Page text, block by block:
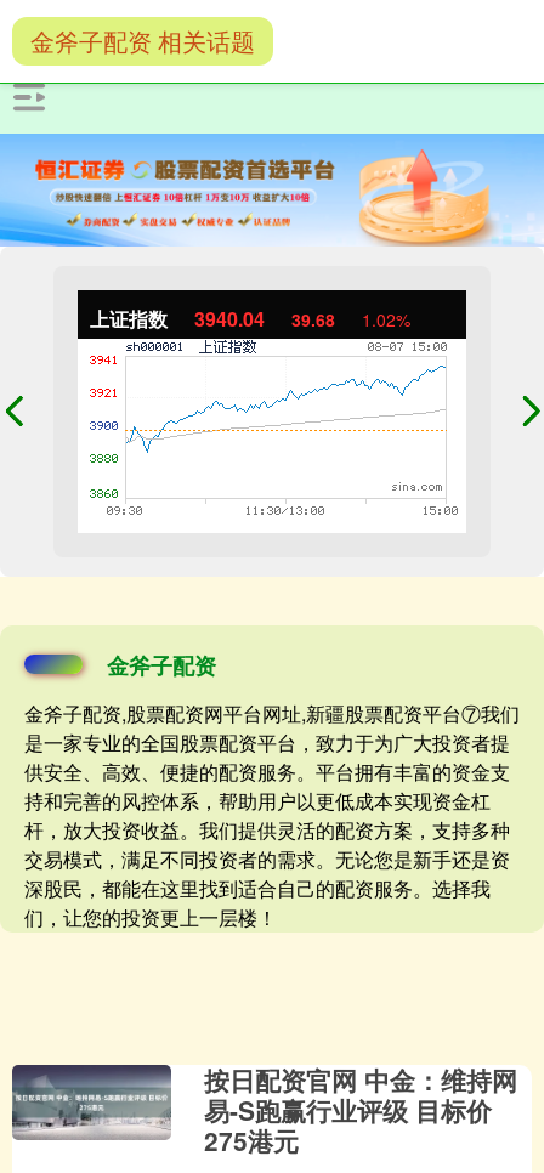
上证指数 3940.04 39.68 1.02%
金斧子配资
金斧子配资,股票配资网平台网址,新疆股票配资平台⑦我们
是一家专业的全国股票配资平台，致力于为广大投资者提
供安全、高效、便捷的配资服务。平台拥有丰富的资金支
持和完善的风控体系，帮助用户以更低成本实现资金杠
杆，放大投资收益。我们提供灵活的配资方案，支持多种
交易模式，满足不同投资者的需求。无论您是新手还是资
深股民，都能在这里找到适合自己的配资服务。选择我
们，让您的投资更上一层楼！
金斧子配资 相关话题
按日配资官网 中金：维持网
易-S跑赢行业评级 目标价
275港元